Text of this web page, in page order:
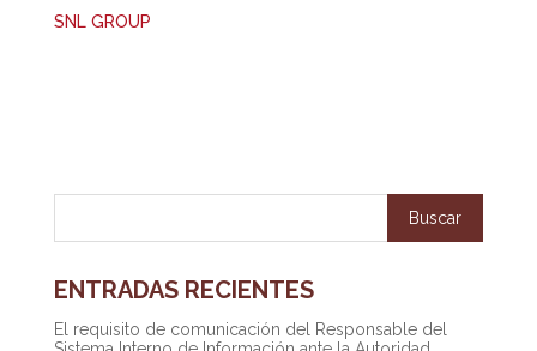
SNL GROUP
ENTRADAS RECIENTES
El requisito de comunicación del Responsable del